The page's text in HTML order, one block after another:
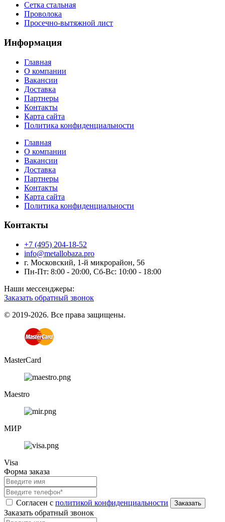
Сетка стальная
Проволока
Просечно-вытяжной лист
Информация
Главная
О компании
Вакансии
Доставка
Партнеры
Контакты
Карта сайта
Политика конфиденциальности
Главная
О компании
Вакансии
Доставка
Партнеры
Контакты
Карта сайта
Политика конфиденциальности
Контакты
+7 (495) 204-18-52
info@metallobaza.pro
г. Московский, 1-й микрорайон, 56
Пн-Пт: 8:00 - 20:00, Сб-Вс: 10:00 - 18:00
Наши мессенджеры:
Заказать обратный звонок
© 2019-2026. Все права защищены.
MasterCard
Maestro
МИР
Visa
Форма заказа
Согласен с политикой конфиденциальности
Заказать обратный звонок